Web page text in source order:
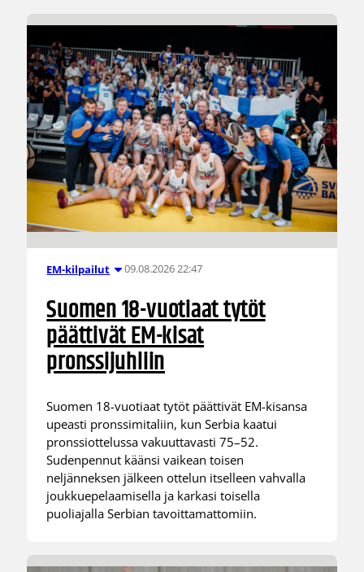
EM-kilpailut 09.08.2026 22:47
Suomen 18-vuotiaat tytöt
päättivät EM-kisat
pronssijuhliin
Suomen 18-vuotiaat tytöt päättivät EM-kisansa
upeasti pronssimitaliin, kun Serbia kaatui
pronssiottelussa vakuuttavasti 75–52.
Sudenpennut käänsi vaikean toisen
neljänneksen jälkeen ottelun itselleen vahvalla
joukkuepelaamisella ja karkasi toisella
puoliajalla Serbian tavoittamattomiin.